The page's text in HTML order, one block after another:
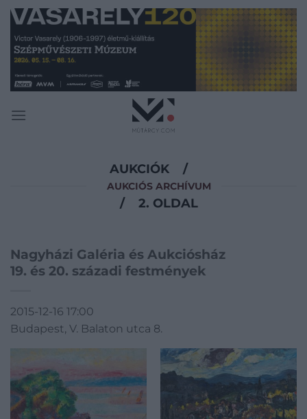
Skip
content
AUKCIÓK /
AUKCIÓS ARCHÍVUM
/ 2. OLDAL
Nagyházi Galéria és Aukciósház
19. és 20. századi festmények
2015-12-16 17:00
Budapest, V. Balaton utca 8.